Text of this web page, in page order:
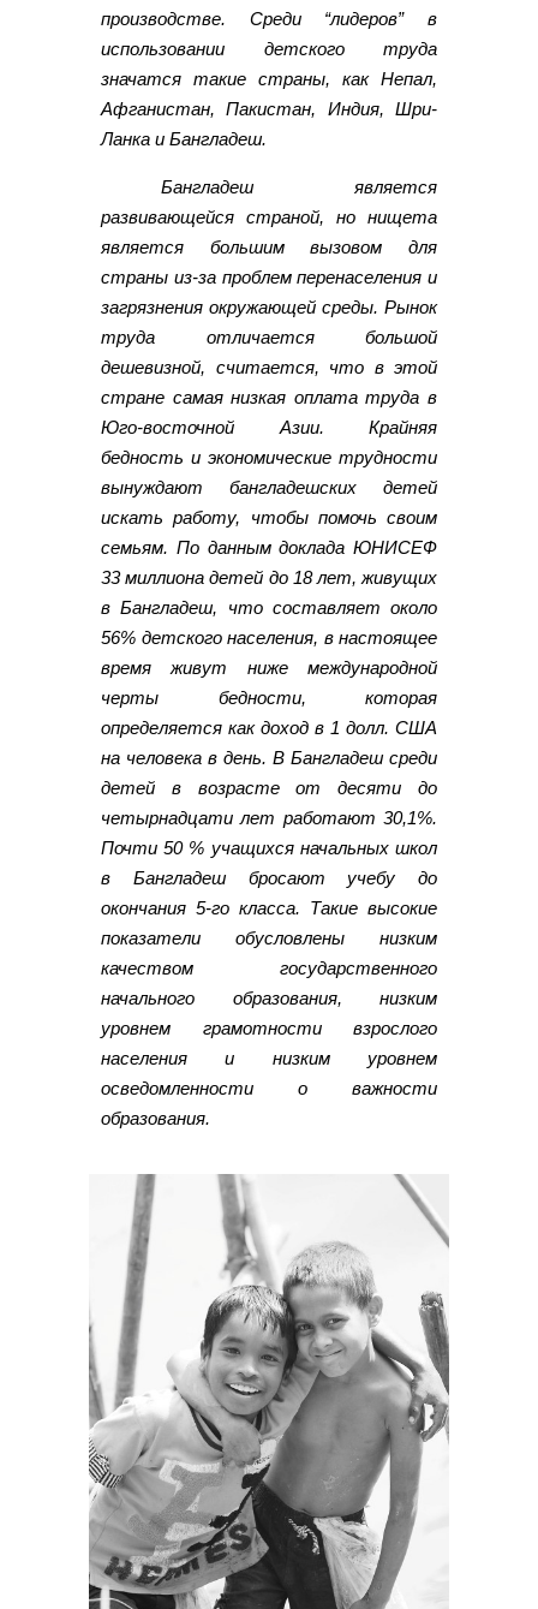
производстве. Среди “лидеров” в
использовании детского труда
значатся такие страны, как Непал,
Афганистан, Пакистан, Индия, Шри-
Ланка и Бангладеш.
Бангладеш является
развивающейся страной, но нищета
является большим вызовом для
страны из-за проблем перенаселения и
загрязнения окружающей среды. Рынок
труда отличается большой
дешевизной, считается, что в этой
стране самая низкая оплата труда в
Юго-восточной Азии. Крайняя
бедность и экономические трудности
вынуждают бангладешских детей
искать работу, чтобы помочь своим
семьям. По данным доклада ЮНИСЕФ
33 миллиона детей до 18 лет, живущих
в Бангладеш, что составляет около
56% детского населения, в настоящее
время живут ниже международной
черты бедности, которая
определяется как доход в 1 долл. США
на человека в день. В Бангладеш среди
детей в возрасте от десяти до
четырнадцати лет работают 30,1%.
Почти 50 % учащихся начальных школ
в Бангладеш бросают учебу до
окончания 5-го класса. Такие высокие
показатели обусловлены низким
качеством государственного
начального образования, низким
уровнем грамотности взрослого
населения и низким уровнем
осведомленности о важности
образования.